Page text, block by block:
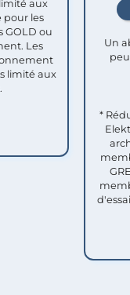
aux
pour les
GOLD ou
Les
limité aux
Un
*